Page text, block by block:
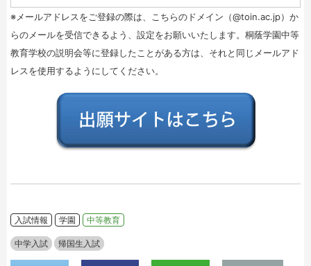
※メールアドレスをご登録の際は、こちらのドメイン（@toin.ac.jp）か
らのメールを受信できるよう、設定をお願いいたします。桐蔭学園中等
教育学校の説明会等に登録したことがある方は、それと同じメールアド
レスを使用するようにしてください。
入試情報 学園 中等教育
中学入試 帰国生入試